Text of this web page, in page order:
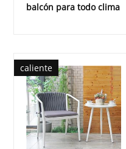
balcón para todo clima
caliente